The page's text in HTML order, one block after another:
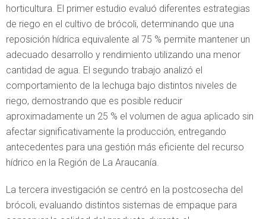
horticultura. El primer estudio evaluó diferentes estrategias
de riego en el cultivo de brócoli, determinando que una
reposición hídrica equivalente al 75 % permite mantener un
adecuado desarrollo y rendimiento utilizando una menor
cantidad de agua. El segundo trabajo analizó el
comportamiento de la lechuga bajo distintos niveles de
riego, demostrando que es posible reducir
aproximadamente un 25 % el volumen de agua aplicado sin
afectar significativamente la producción, entregando
antecedentes para una gestión más eficiente del recurso
hídrico en la Región de La Araucanía.
La tercera investigación se centró en la postcosecha del
brócoli, evaluando distintos sistemas de empaque para